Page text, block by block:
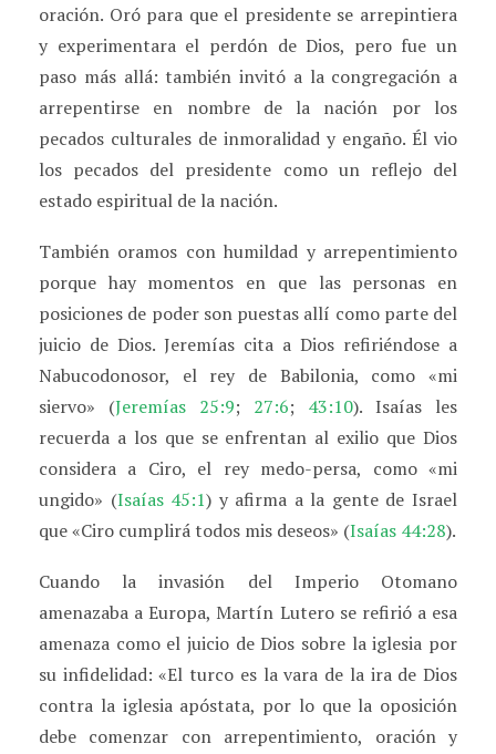
oración. Oró para que el presidente se arrepintiera
y experimentara el perdón de Dios, pero fue un
paso más allá: también invitó a la congregación a
arrepentirse en nombre de la nación por los
pecados culturales de inmoralidad y engaño. Él vio
los pecados del presidente como un reflejo del
estado espiritual de la nación.
También oramos con humildad y arrepentimiento
porque hay momentos en que las personas en
posiciones de poder son puestas allí como parte del
juicio de Dios. Jeremías cita a Dios refiriéndose a
Nabucodonosor, el rey de Babilonia, como «mi
siervo» (Jeremías 25:9; 27:6; 43:10). Isaías les
recuerda a los que se enfrentan al exilio que Dios
considera a Ciro, el rey medo-persa, como «mi
ungido» (Isaías 45:1) y afirma a la gente de Israel
que «Ciro cumplirá todos mis deseos» (Isaías 44:28).
Cuando la invasión del Imperio Otomano
amenazaba a Europa, Martín Lutero se refirió a esa
amenaza como el juicio de Dios sobre la iglesia por
su infidelidad: «El turco es la vara de la ira de Dios
contra la iglesia apóstata, por lo que la oposición
debe comenzar con arrepentimiento, oración y